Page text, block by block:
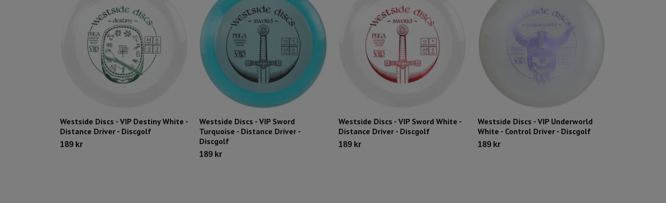
Westside Discs - VIP Destiny White -
Distance Driver - Discgolf
189 kr
Westside Discs - VIP Sword
Turquoise - Distance Driver -
Discgolf
189 kr
Westside Discs - VIP Sword White -
Distance Driver - Discgolf
189 kr
Westside Discs - VIP Underworld
White - Control Driver - Discgolf
189 kr